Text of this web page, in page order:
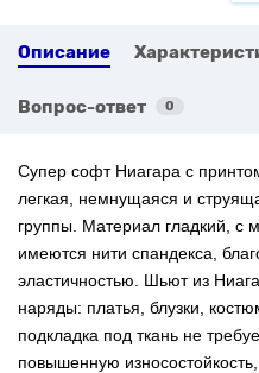
Описание
Вопрос-ответ 0
Супер софт Ниагара с
легкая, немнущаяся и
группы. Материал гладкий, с
имеются нити спандекса,
эластичностью. Шьют из
наряды: платья, блузки,
подкладка под ткань не
повышенную